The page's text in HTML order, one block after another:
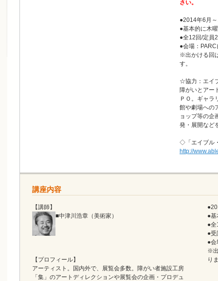
さい。
●2014年6月
●基本的に木
●全12回/定員
●会場：
※出かける回
す。
☆協力：エイ
障がいとアー
ＰＯ。ギャラ
館や劇場への
ョップ等の企
発・展開など
◇「エイブル
http://
講座内容
【講師】
■中津川浩章（美術家）
【プロフィール】
アーティスト。国内外で、展覧会多数。障がい者施設工房
「集」のアートディレクションや展覧会の企画・プロデュ
●
●全
●受
●会
※
り